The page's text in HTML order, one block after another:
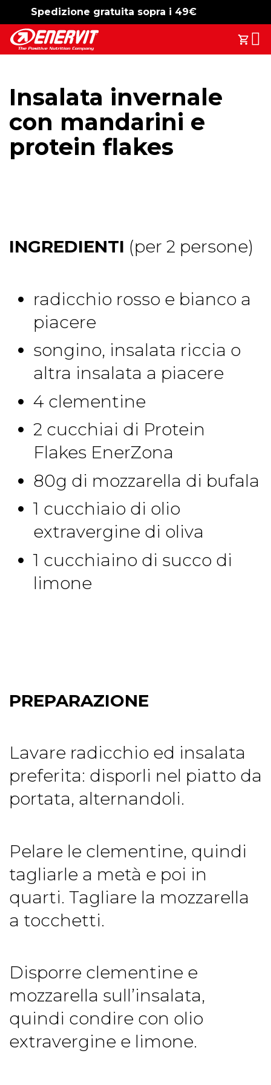
Spedizione gratuita sopra i 49€
-15% free shipping
Il
Search
Insalata invernale
con mandarini e
protein flakes
INGREDIENTI (per 2 persone)
radicchio rosso e bianco a
piacere
songino, insalata riccia o
altra insalata a piacere
4 clementine
2 cucchiai di Protein
Flakes EnerZona
80g di mozzarella di bufala
1 cucchiaio di olio
extravergine di oliva
1 cucchiaino di succo di
limone
PREPARAZIONE
Lavare radicchio ed insalata
preferita: disporli nel piatto da
portata, alternandoli.
Pelare le clementine, quindi
tagliarle a metà e poi in
quarti. Tagliare la mozzarella
a tocchetti.
Disporre clementine e
mozzarella sull’insalata,
quindi condire con olio
extravergine e limone.